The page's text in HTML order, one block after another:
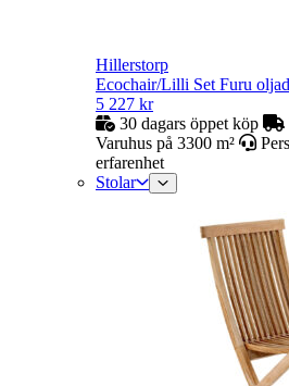
Hillerstorp
Ecochair/Lilli Set Furu
5 227 kr
30 dagars öppet köp
Varuhus på 3300 m²
erfarenhet
Stolar